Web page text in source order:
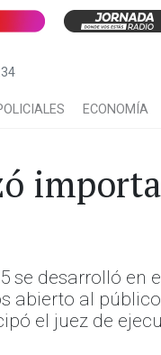
ECONOMÍA
se desarrolló en
abierto al
el juez de